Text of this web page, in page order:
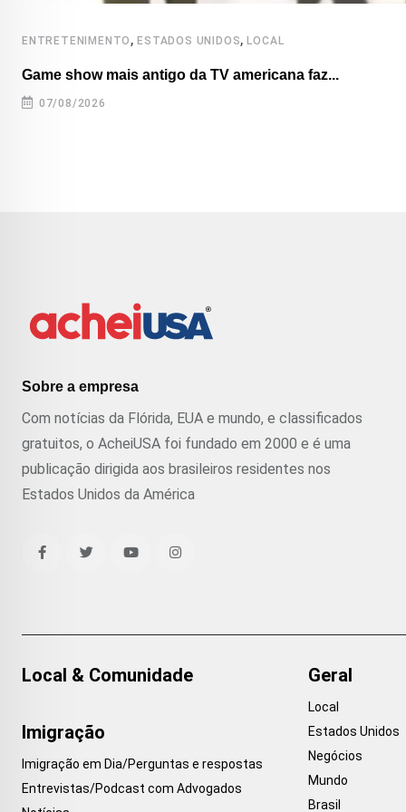
ENTRETENIMENTO ,ESTADOS UNIDOS,LOCAL
Game show mais antigo da TV americana faz...
07/08/2026
Sobre a empresa
Com notícias da Flórida, EUA e mundo, e classificados
gratuitos, o AcheiUSA foi fundado em 2000 e é uma
publicação dirigida aos brasileiros residentes nos
Estados Unidos da América
Local & Comunidade
Imigração
Imigração em Dia/Perguntas e respostas
Entrevistas/Podcast com Advogados
Geral
Local
Estados Unidos
Negócios
Mundo
Brasil